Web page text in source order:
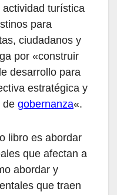
turística
para
ciudadanos y
por «construir
desarrollo para
estratégica y
de gobernanza«.
libro es abordar
que afectan a
abordar y
que traen